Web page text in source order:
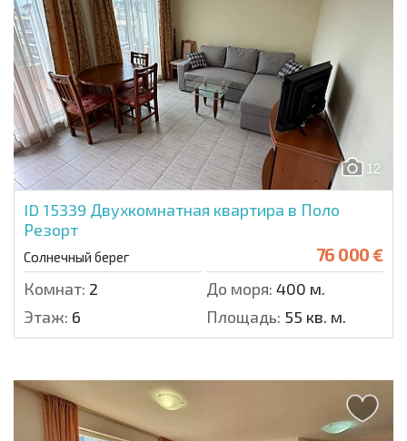
12
ID 15339 Двухкомнатная квартира в Поло
Резорт
Солнечный берег 76 000 €
Комнат: 2 До моря: 400 м.
Этаж: 6 Площадь: 55 кв. м.